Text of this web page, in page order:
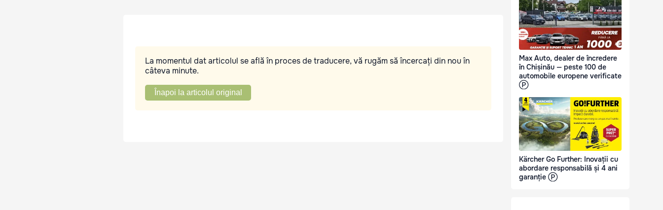
La momentul dat articolul se află în proces de traducere, vă rugăm să încercați din nou în
câteva minute.
Înapoi la articolul original
Max Auto, dealer de încredere
în Chișinău — peste 100 de
automobile europene verificate
Ⓟ
Kärcher Go Further: Inovații cu
abordare responsabilă și 4 ani
garanție Ⓟ